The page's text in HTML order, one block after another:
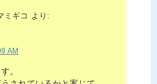
ミギコ より:
AM
。